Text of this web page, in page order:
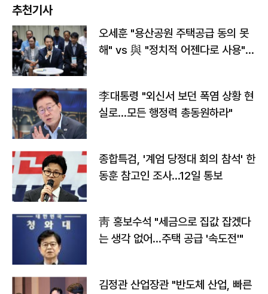
추천기사
오세훈 "용산공원 주택공급 동의 못
해" vs 與 "정치적 어젠다로 사용"
李대통령 "외신서 보던 폭염 상황 현
실로…모든 행정력 총동원하라"
종합특검, '계엄 당정대 회의 참석' 한
동훈 참고인 조사...12일 통보
靑 홍보수석 "세금으로 집값 잡겠다
는 생각 없어…주택 공급 '속도전'"
김정관 산업장관 "반도체 산업, 빠른